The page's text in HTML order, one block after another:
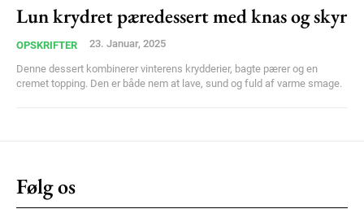
Nullam eu erat condimentum
Donec quis est ac felis
Lun krydret pæredessert med knas og skyr
OPSKRIFTER 23. Januar, 2025
Denne dessert kombinerer vinterens krydderier, bagte pærer og en
cremet topping. Den er både nem at lave, sund og fuld af varme smage.
Følg os